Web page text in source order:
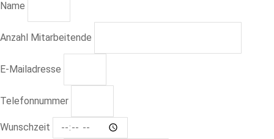
Name
Anzahl Mitarbeitende
E-Mailadresse
Telefonnummer
Wunschzeit